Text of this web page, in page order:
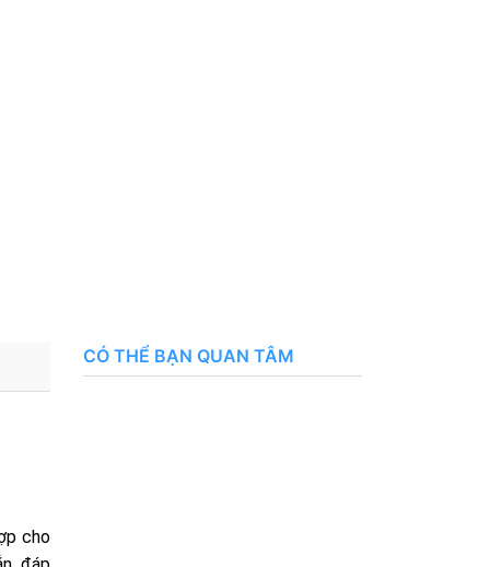
cho
CÓ THỂ BẠN QUAN TÂM